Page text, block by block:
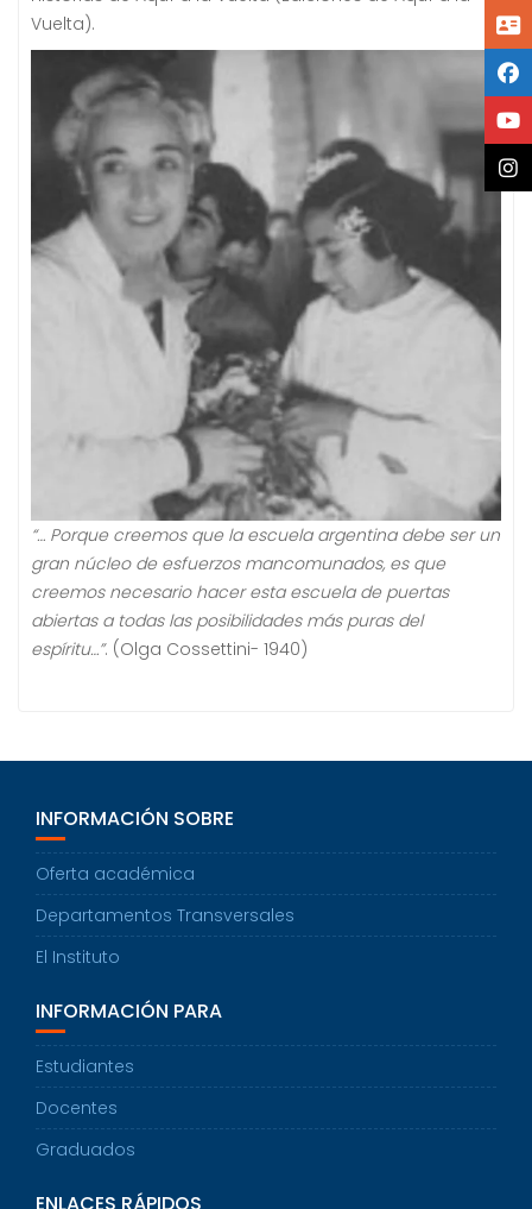
Vuelta).
“… Porque creemos que la escuela argentina debe ser un
gran núcleo de esfuerzos mancomunados, es que
creemos necesario hacer esta escuela de puertas
abiertas a todas las posibilidades más puras del
espíritu…”. (Olga Cossettini- 1940)
INFORMACIÓN SOBRE
Oferta académica
Departamentos Transversales
El Instituto
INFORMACIÓN PARA
Estudiantes
Docentes
Graduados